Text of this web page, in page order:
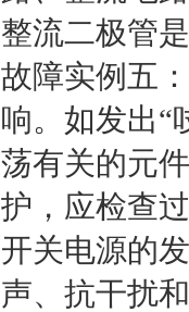
整流二极管
故障实例五
响。如发出“
荡有关的元
护，应检查
开关电源的
声、抗干扰